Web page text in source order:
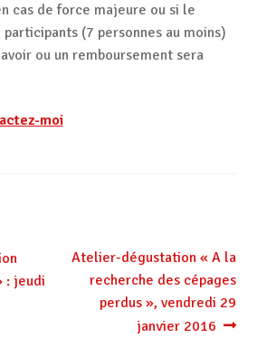
cas de force majeure ou si le
(7 personnes au moins)
ou un remboursement sera
moi
: jeudi
Article
suivant :
Atelier-dégustation « A la
recherche des cépages
perdus », vendredi 29
janvier 2016